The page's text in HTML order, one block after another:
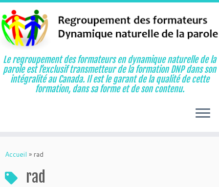
au
Le regroupement des formateurs en dynamique naturelle de la
parole est l’exclusif transmetteur de la formation DNP dans son
intégralité au Canada. Il est le garant de la qualité de cette
formation, dans sa forme et de son contenu.
Accueil » rad
rad